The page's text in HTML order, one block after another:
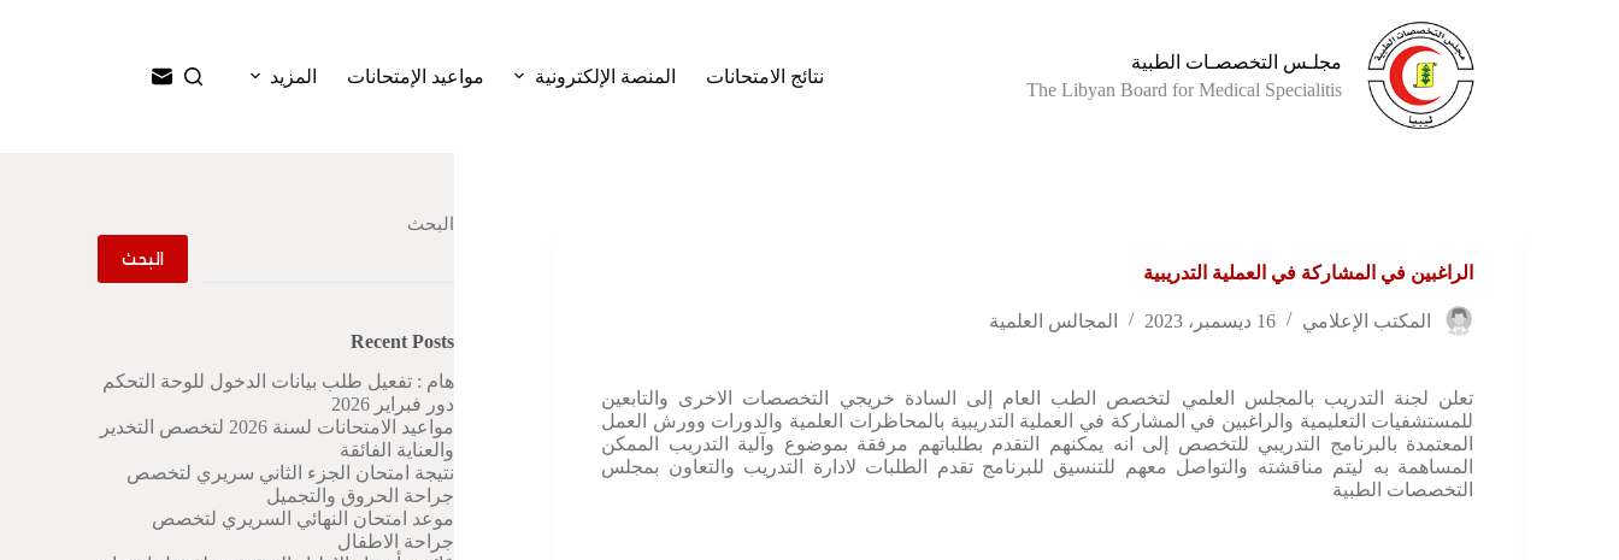
مجلـس التخصصـات الطبية
The Libyan Board for Medical Specialitis
نتائج الامتحانات المنصة الإلكترونية مواعيد الإمتحانات المزيد
الراغبين في المشاركة في العملية التدريبية
المكتب الإعلامي 16 ديسمبر، 2023 المجالس العلمية
تعلن لجنة التدريب بالمجلس العلمي لتخصص الطب العام إلى السادة خريجي التخصصات الاخرى والتابعين
للمستشفيات التعليمية والراغبين في المشاركة في العملية التدريبية بالمحاظرات العلمية والدورات وورش العمل
المعتمدة بالبرنامج التدريبي للتخصص إلى انه يمكنهم التقدم بطلباتهم مرفقة بموضوع وآلية التدريب الممكن
المساهمة به ليتم مناقشته والتواصل معهم للتنسيق للبرنامج تقدم الطلبات لادارة التدريب والتعاون بمجلس
التخصصات الطبية
البحث
البحث
Recent Posts
هام : تفعيل طلب بيانات الدخول للوحة التحكم
دور فبراير 2026
مواعيد الامتحانات لسنة 2026 لتخصص التخدير
والعناية الفائقة
نتيجة امتحان الجزء الثاني سريري لتخصص
جراحة الحروق والتجميل
موعد امتحان النهائي السريري لتخصص
جراحة الاطفال